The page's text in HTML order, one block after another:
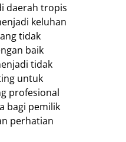
daerah tropis
keluhan
tidak
baik
tidak
untuk
profesional
bagi pemilik
perhatian